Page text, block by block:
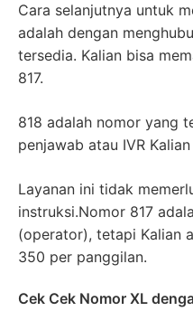
Cara selanjutnya untuk
adalah dengan
tersedia. Kalian bisa
817.
818 adalah nomor yang
penjawab atau IVR
Layanan ini tidak
instruksi.Nomor 817
(operator), tetapi Kalian
350 per panggilan.
Cek Cek Nomor XL